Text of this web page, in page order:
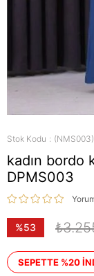
Stok Kodu (NMS003)
kadın bordo
DPMS003
%53
SEPETTE %20